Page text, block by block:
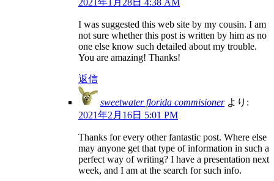
I was suggested this web site by my cousin. I am
not sure whether this post is written by him as no
one else know such detailed about my trouble.
You are amazing! Thanks!
返信
sweetwater florida commisioner より:
2021年2月16日 5:01 PM
Thanks for every other fantastic post. Where else
may anyone get that type of information in such a
perfect way of writing? I have a presentation next
week, and I am at the search for such info.